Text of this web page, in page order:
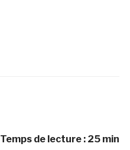
Temps de lecture : 25 min